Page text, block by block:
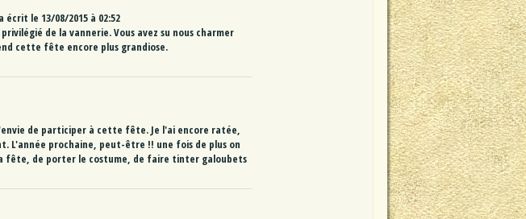
a écrit le 13/08/2015 à 02:52
de la vannerie. Vous avez su nous charmer
cette fête encore plus grandiose.
de participer à cette fête. Je l'ai encore ratée,
L'année prochaine, peut-être !! une fois de plus on
fête, de porter le costume, de faire tinter galoubets